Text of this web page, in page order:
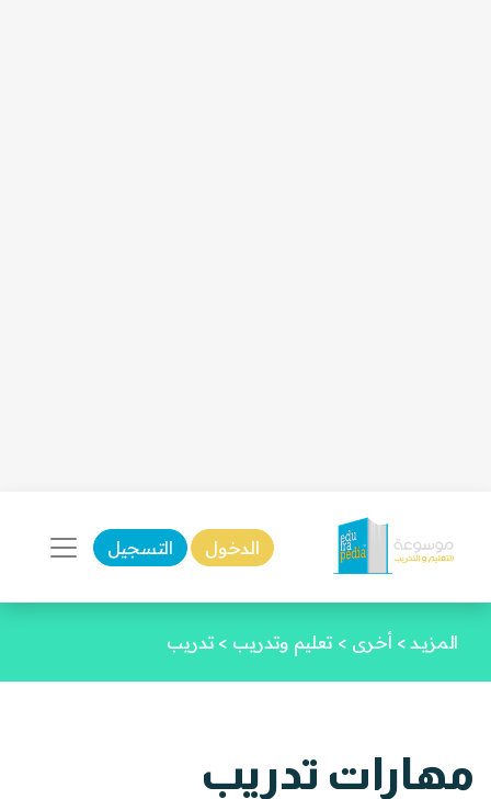
الدخول التسجيل
المزيـد > أخرى > تعليم وتدريب > تدريب
مهارات تدريب